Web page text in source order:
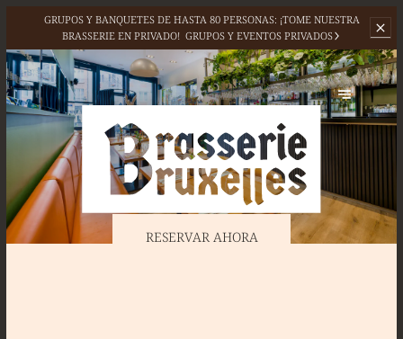
GRUPOS Y BANQUETES DE HASTA 80 PERSONAS: ¡TOME NUESTRA
BRASSERIE EN PRIVADO! GRUPOS Y EVENTOS PRIVADOS
RESERVAR AHORA